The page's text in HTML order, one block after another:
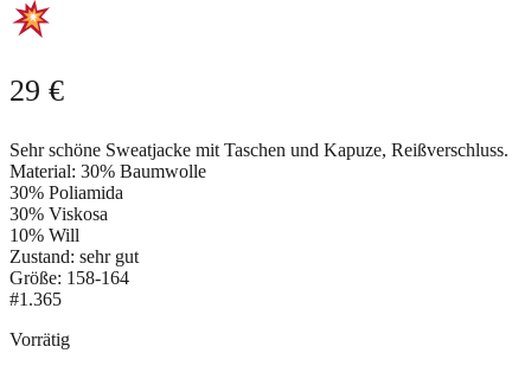
29 €
Sehr schöne Sweatjacke mit Taschen und Kapuze, Reißverschluss.
Material: 30% Baumwolle
30% Poliamida
30% Viskosa
10% Will
Zustand: sehr gut
Größe: 158-164
#1.365
Vorrätig